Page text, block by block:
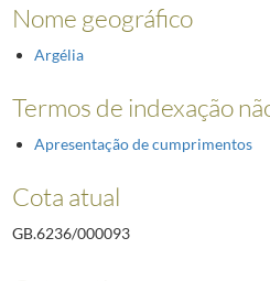
Nome geográfico
Argélia
Termos de indexação
Apresentação de cumprimentos
Cota atual
GB.6236/000093